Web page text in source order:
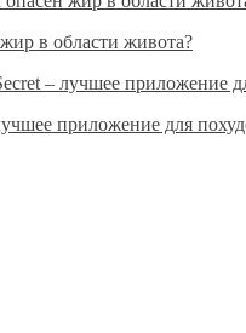
в области живота?
приложение для